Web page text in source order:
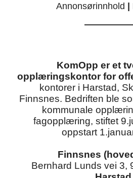
Annonsørinnhold
KomOpp er et
opplæringskontor for
kontorer i Harstad,
Finnsnes. Bedriften ble
kommunale
fagopplæring, stiftet
oppstart
Finnsnes
Bernhard Lunds vei 3,